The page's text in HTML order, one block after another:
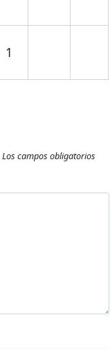
1
Los campos obligatorios